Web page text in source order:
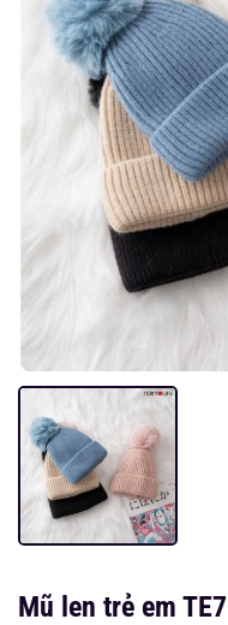
Mũ len trẻ em TE7